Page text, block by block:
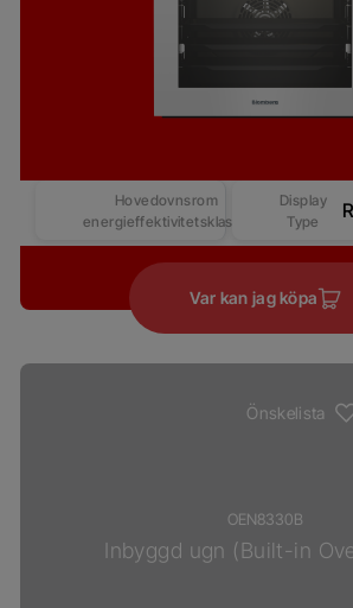
Hovedovnsrom
energieffektivitetsklasse
Display
Type
Var kan jag köpa
Önskelista
OEN8330B
Inbyggd ugn (Built-in